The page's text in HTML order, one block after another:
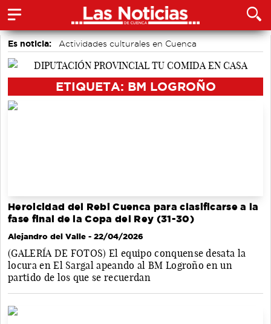
Es noticia:
Actividades culturales en Cuenca
Medio Ambiente
ETIQUETA: BM LOGROÑO
Heroicidad del Rebi Cuenca para clasificarse a la
fase final de la Copa del Rey (31-30)
Alejandro del Valle - 22/04/2026
(GALERÍA DE FOTOS) El equipo conquense desata la
locura en El Sargal apeando al BM Logroño en un
partido de los que se recuerdan